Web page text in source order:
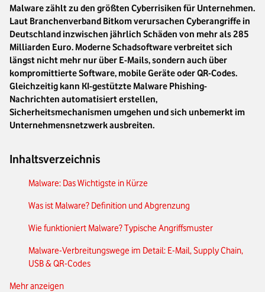
Malware zählt zu den größten Cyberrisiken für Unternehmen.
Laut Branchenverband Bitkom verursachen Cyberangriffe in
Deutschland inzwischen jährlich Schäden von mehr als 285
Milliarden Euro. Moderne Schadsoftware verbreitet sich
längst nicht mehr nur über E-Mails, sondern auch über
kompromittierte Software, mobile Geräte oder QR-Codes.
Gleichzeitig kann KI-gestützte Malware Phishing-
Nachrichten automatisiert erstellen,
Sicherheitsmechanismen umgehen und sich unbemerkt im
Unternehmensnetzwerk ausbreiten.
Inhaltsverzeichnis
Malware: Das Wichtigste in Kürze
Was ist Malware? Definition und Abgrenzung
Wie funktioniert Malware? Typische Angriffsmuster
Malware-Verbreitungswege im Detail: E-Mail, Supply Chain,
USB & QR-Codes
Arten von Malware im Überblick: Von Viren bis Ransomware
Mehr anzeigen